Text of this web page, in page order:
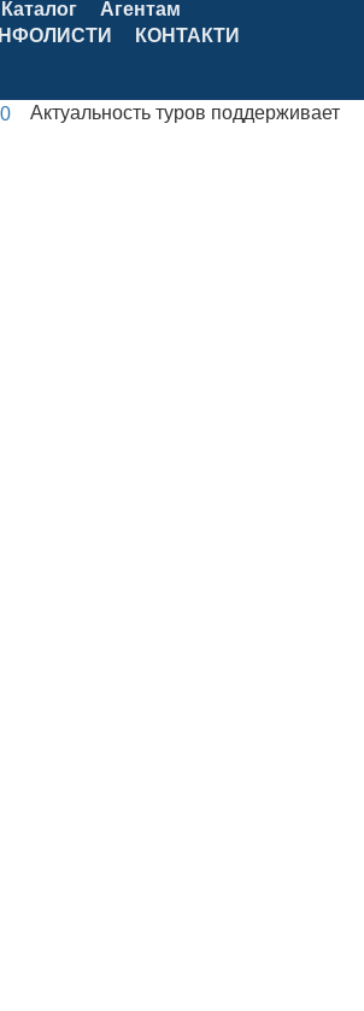
Каталог
Агентам
ІНФОЛИСТИ
КОНТАКТИ
Актуальность туров поддерживает